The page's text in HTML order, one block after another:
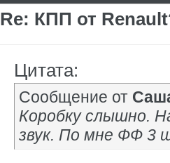
Re: КПП от
Цитата:
Сообщение от
Коробку слышно.
звук. По мне ФФ 3